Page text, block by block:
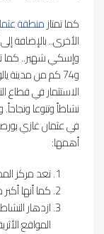
كما تمتازمنطقة
الأخرى.. بالإضافة
الاستثمار في قطاع
نشاطاً وتنوعا
في عثمان غازي
أهمها:
تعد مركز
كما أنها
ازدهار
المواقع